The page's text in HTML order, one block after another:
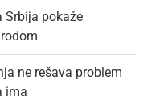
Srbija pokaže
ne rešava problem
ima